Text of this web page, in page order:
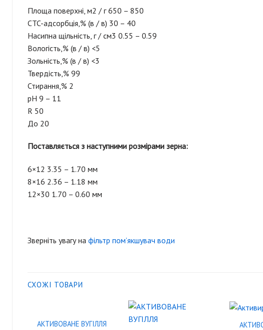
Площа поверхні, м2 / г 650 – 850
CTC-адсорбція,% (в / в) 30 – 40
Насипна щільність, г / см3 0.55 – 0.59
Вологість,% (в / в) <5
Зольність,% (в / в) <3
Твердість,% 99
Стирання,% 2
pH 9 – 11
R 50
До 20
Поставляється з наступними розмірами зерна:
6×12 3.35 – 1.70 мм
8×16 2.36 – 1.18 мм
12×30 1.70 – 0.60 мм
Зверніть увагу на фільтр пом’якшувач води
СХОЖІ ТОВАРИ
АКТИВОВАНЕ ВУГІЛЛЯ